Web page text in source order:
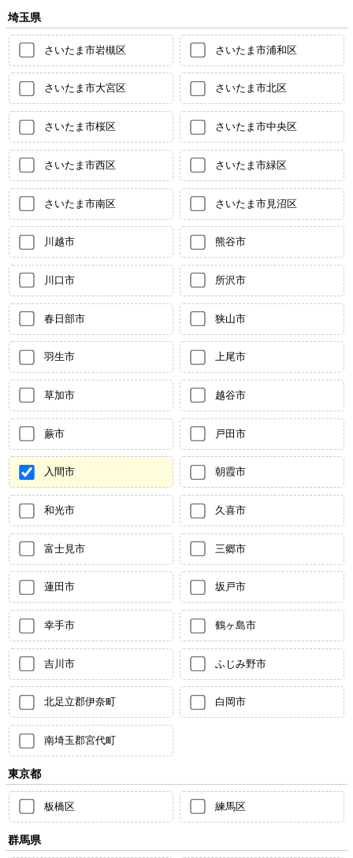
埼玉県
さいたま市岩槻区 さいたま市浦和区
さいたま市大宮区 さいたま市北区
さいたま市桜区 さいたま市中央区
さいたま市西区 さいたま市緑区
さいたま市南区 さいたま市見沼区
川越市 熊谷市
川口市 所沢市
春日部市 狭山市
羽生市 上尾市
草加市 越谷市
蕨市 戸田市
入間市 朝霞市
和光市 久喜市
富士見市 三郷市
蓮田市 坂戸市
幸手市 鶴ヶ島市
吉川市 ふじみ野市
北足立郡伊奈町 白岡市
南埼玉郡宮代町
東京都
板橋区 練馬区
群馬県